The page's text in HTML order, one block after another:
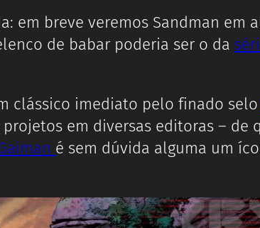
em breve veremos Sandman em
de babar poderia ser o da
clássico imediato pelo finado selo
em diversas editoras – de
é sem dúvida alguma um